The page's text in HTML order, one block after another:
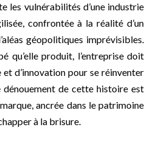
les vulnérabilités d’une industrie
confrontée à la réalité d’un
géopolitiques imprévisibles.
qu’elle produit, l’entreprise doit
d’innovation pour se réinventer
de cette histoire est
ancrée dans le patrimoine
à la brisure.